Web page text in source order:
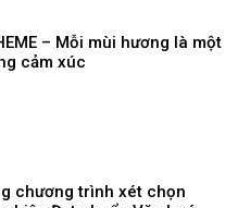
– Mỗi mùi hương là một
cảm xúc
chương trình xét chọn